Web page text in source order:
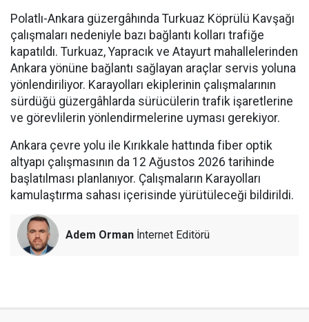
Polatlı-Ankara güzergâhında Turkuaz Köprülü Kavşağı
çalışmaları nedeniyle bazı bağlantı kolları trafiğe
kapatıldı. Turkuaz, Yapracık ve Atayurt mahallelerinden
Ankara yönüne bağlantı sağlayan araçlar servis yoluna
yönlendiriliyor. Karayolları ekiplerinin çalışmalarının
sürdüğü güzergâhlarda sürücülerin trafik işaretlerine
ve görevlilerin yönlendirmelerine uyması gerekiyor.
Ankara çevre yolu ile Kırıkkale hattında fiber optik
altyapı çalışmasının da 12 Ağustos 2026 tarihinde
başlatılması planlanıyor. Çalışmaların Karayolları
kamulaştırma sahası içerisinde yürütüleceği bildirildi.
Adem Orman İnternet Editörü